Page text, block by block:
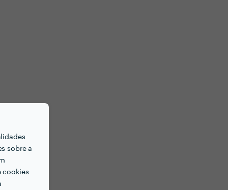
sobre a
cookies